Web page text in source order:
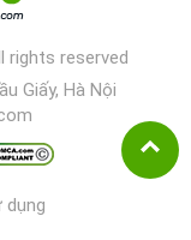
rights reserved
Giấy, Hà Nội
dụng